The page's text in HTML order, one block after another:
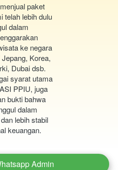
paket
telah lebih dulu
dalam
ke negara
Korea,
Dubai dsb.
syarat utama
PPIU, juga
bukti bahwa
dalam
lebih stabil
keuangan.
Admin